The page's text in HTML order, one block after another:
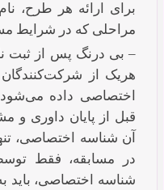
برای ارائه هر طرح،
مراحلی که در شرایط
– بی درنگ پس از ثبت
هریک از
اختصاصی داده
قبل از پایان داوری
آن شناسه اختصاصی،
در مسابقه، فقط
شناسه اختصاصی،